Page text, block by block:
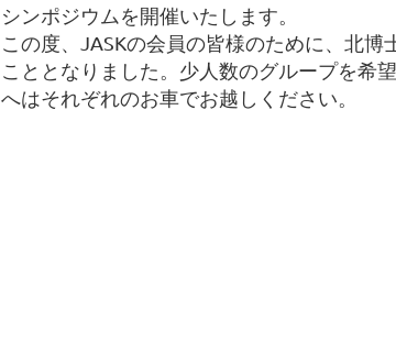
シンポジウムを開催いたします。
この度、JASKの会員の皆様のために、北
こととなりました。少人数のグループを希
へはそれぞれのお車でお越しください。